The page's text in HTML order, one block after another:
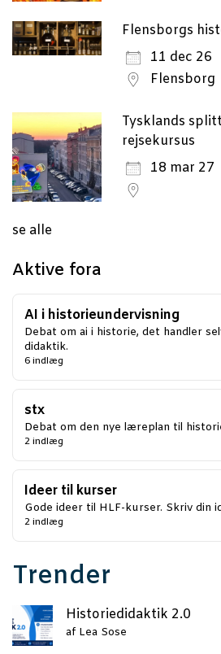
Flensborgs
11 dec 26
Flensborg
Tysklands
rejsekursus
18 mar 27
se alle
Aktive fora
AI i historieundervisning
Debat om ai i historie, det handler
didaktik.
6 indlæg
stx
Debat om den nye læreplan til
2 indlæg
Ideer til kurser
Gode ideer til HLF-kurser. Skriv din
2 indlæg
Trender
Histo­ri­e­di­dak­tik 2.0
af Lea Sose